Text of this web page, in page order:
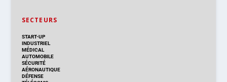
SECTEURS
START-UP
INDUSTRIEL
MÉDICAL
AUTOMOBILE
SÉCURITÉ
AÉRONAUTIQUE
DÉFENSE